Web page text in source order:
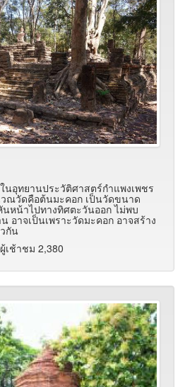
อุทยานประวัติศาสตร์กำแพงเพชร
ณวัดคือต้นมะคอก เป็นวัดขนาด
หน้าไปทางทิศตะวันออก ไม่พบ
อาจเป็นเพราะวัดมะคอก อาจสร้าง
กัน
เช้าชม 2,380